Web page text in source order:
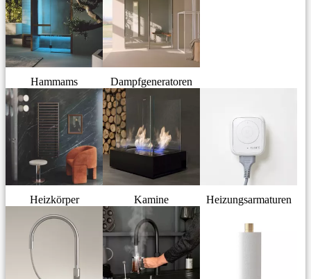
Hammams Dampfgeneratoren
Heizkörper Kamine Heizungsarmaturen